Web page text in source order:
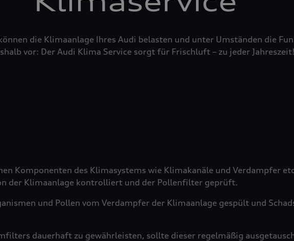
die Klimaanlage Ihres Audi belasten und unter Umständen die
vor: Der Audi Klima Service sorgt für Frischluft – zu jeder Jahreszeit!
Komponenten des Klimasystems wie Klimakanäle und Verdampfer
der Klimaanlage kontrolliert und der Pollenfilter geprüft.
und Pollen vom Verdampfer der Klimaanlage gespült und
dauerhaft zu gewährleisten, sollte dieser regelmäßig